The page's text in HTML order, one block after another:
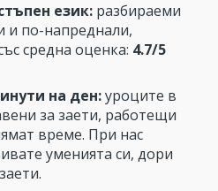
език: разбираеми
и по-напреднали,
средна оценка: 4.7/5
на ден:уроците в
за заети, работещи
време. При нас
уменията си, дори